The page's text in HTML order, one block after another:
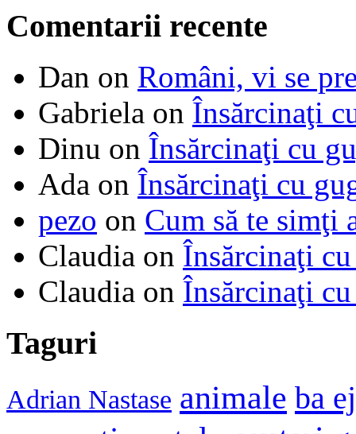
Comentarii recente
Dan on Români, vi se
Gabriela on Însărcinaţi
Dinu on Însărcinaţi cu
Ada on Însărcinaţi cu
pezo on Cum să te simţi
Claudia on Însărcinaţi
Claudia on Însărcinaţi
Taguri
Adrian Nastase animale ba